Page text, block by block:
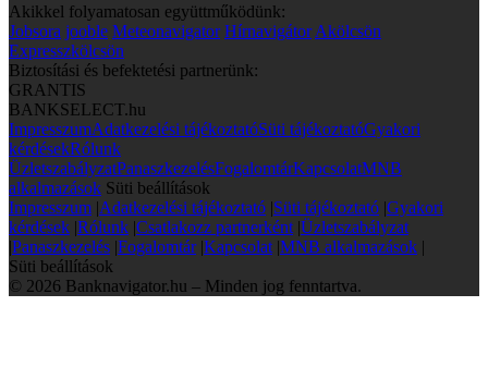
Akikkel folyamatosan együttműködünk:
Jobsora jooble Meteonavigator Hírnavigátor Akölcsön
Expresszkölcsön
Biztosítási és befektetési partnerünk:
GRANTIS
BANKSELECT.hu
ImpresszumAdatkezelési tájékoztatóSüti tájékoztatóGyakori
kérdésekRólunk
ÜzletszabályzatPanaszkezelésFogalomtárKapcsolatMNB
alkalmazások Süti beállítások
Impresszum |Adatkezelési tájékoztató |Süti tájékoztató |Gyakori
kérdések |Rólunk |Csatlakozz partnerként |Üzletszabályzat
|Panaszkezelés |Fogalomtár |Kapcsolat |MNB alkalmazások |
Süti beállítások
© 2026 Banknavigator.hu – Minden jog fenntartva.